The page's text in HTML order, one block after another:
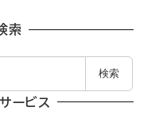
索
検索
ービス